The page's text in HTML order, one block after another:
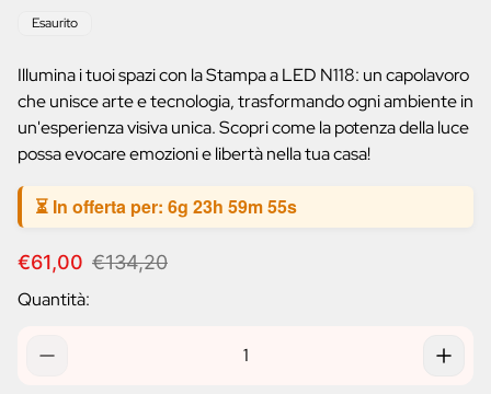
Etichetta
Esaurito
Illumina i tuoi spazi con la Stampa a LED N118: un capolavoro
che unisce arte e tecnologia, trasformando ogni ambiente in
un'esperienza visiva unica. Scopri come la potenza della luce
possa evocare emozioni e libertà nella tua casa!
⏳ In offerta per: 6g 23h 59m 54s
P
e
€61,00 P
e
€134,20
Quantità: